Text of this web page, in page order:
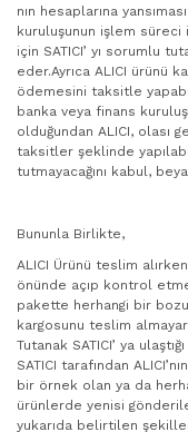
nın hesaplarına
kuruluşunun işlem süreci
için SATICI’ yı sorumlu
eder.Ayrıca ALICI ürünü
ödemesini taksitle
banka veya finans
olduğundan ALICI, olası
taksitler şeklinde
tutmayacağını kabul,
Bununla Birlikte,
ALICI Ürünü teslim
önünde açıp kontrol
pakette herhangi bir
kargosunu teslim
Tutanak SATICI’ ya
SATICI tarafından
bir örnek olan ya da
ürünlerde yenisi
yukarıda belirtilen